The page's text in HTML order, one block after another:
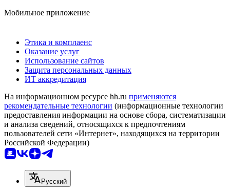
Мобильное приложение
Этика и комплаенс
Оказание услуг
Использование сайтов
Защита персональных данных
ИТ аккредитация
На информационном ресурсе hh.ru применяются
рекомендательные технологии (информационные технологии
предоставления информации на основе сбора, систематизации
и анализа сведений, относящихся к предпочтениям
пользователей сети «Интернет», находящихся на территории
Российской Федерации)
Русский